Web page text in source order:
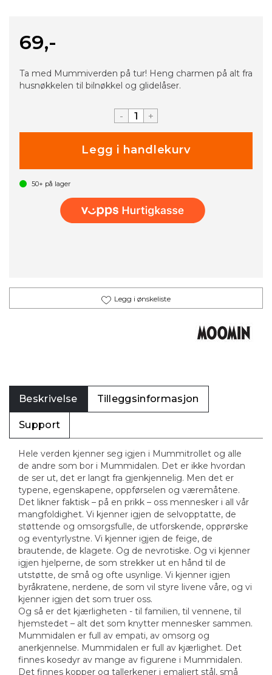
69,-
Ta med Mummiverden på tur! Heng charmen på alt fra
husnøkkelen til bilnøkkel og glidelåser.
- +
50+ på lager
Legg i ønskeliste
Beskrivelse Tilleggsinformasjon
Support
Hele verden kjenner seg igjen i Mummitrollet og alle
de andre som bor i Mummidalen. Det er ikke hvordan
de ser ut, det er langt fra gjenkjennelig. Men det er
typene, egenskapene, oppførselen og væremåtene.
Det likner faktisk – på en prikk – oss mennesker i all vår
mangfoldighet. Vi kjenner igjen de selvopptatte, de
støttende og omsorgsfulle, de utforskende, opprørske
og eventyrlystne. Vi kjenner igjen de feige, de
brautende, de klagete. Og de nevrotiske. Og vi kjenner
igjen hjelperne, de som strekker ut en hånd til de
utstøtte, de små og ofte usynlige. Vi kjenner igjen
byråkratene, nerdene, de som vil styre livene våre, og vi
kjenner igjen det som truer oss.
Og så er det kjærligheten - til familien, til vennene, til
hjemstedet – alt det som knytter mennesker sammen.
Mummidalen er full av empati, av omsorg og
anerkjennelse. Mummidalen er full av kjærlighet. Det
finnes kosedyr av mange av figurene i Mummidalen.
Det finnes kopper og tallerkener i emaljert stål, små